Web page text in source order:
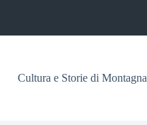
Cultura e Storie di Montagna